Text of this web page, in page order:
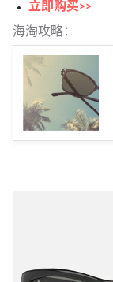
立即购买>>
海淘攻略：